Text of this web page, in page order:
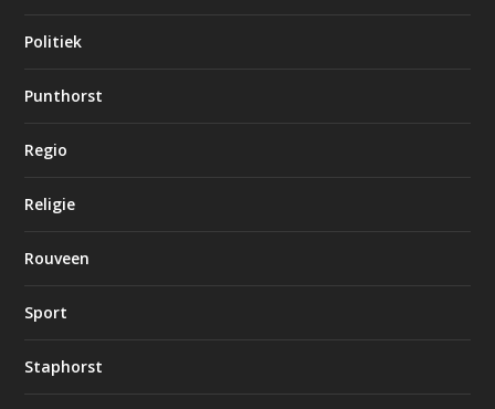
Politiek
Punthorst
Regio
Religie
Rouveen
Sport
Staphorst